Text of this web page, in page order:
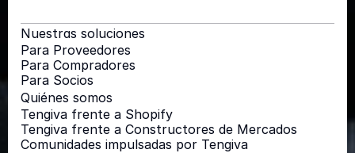
Nuestras soluciones
Para Proveedores
Para Compradores
Para Socios
Quiénes somos
Tengiva frente a Shopify
Tengiva frente a Constructores de Mercados
Comunidades impulsadas por Tengiva